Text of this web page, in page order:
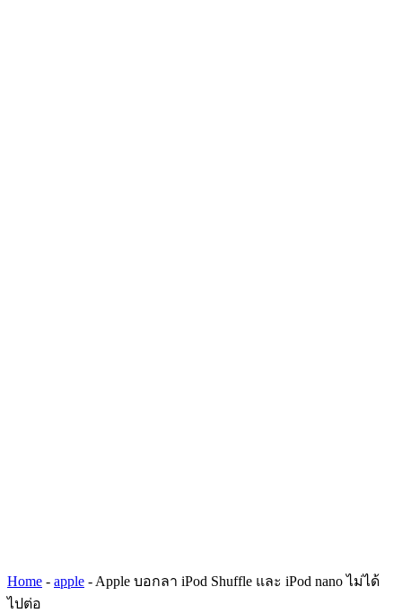
Home - apple -Apple บอกลา iPod Shuffle และ iPod nano ไม่ได้
ไปต่อ